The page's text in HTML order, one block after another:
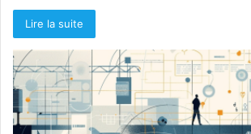
Lire la suite